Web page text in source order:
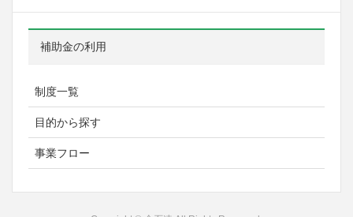
補助金の利用
制度一覧
目的から探す
事業フロー